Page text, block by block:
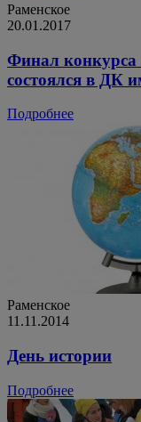
Раменское
20.01.2017
Финал конкурса
состоялся в ДК
Подробнее
Раменское
11.11.2014
День истории
Подробнее